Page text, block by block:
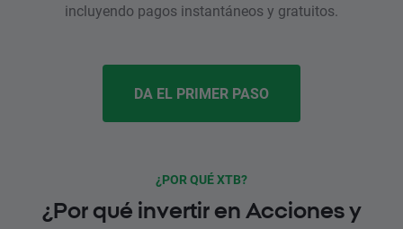
incluyendo pagos instantáneos y gratuitos.
DA EL PRIMER PASO
¿POR QUÉ XTB?
¿Por qué invertir en Acciones y